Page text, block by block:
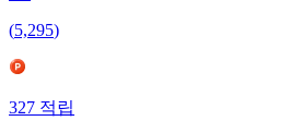
(5,295)
327적립